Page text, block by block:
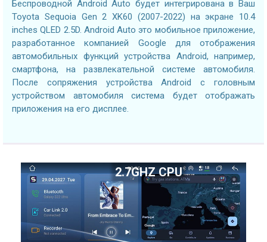
Беспроводной Android Auto будет интегрирована в Ваш
Toyota Sequoia Gen 2 XK60 (2007-2022) на экране 10.4
inches QLED 2.5D. Android Auto это мобильное приложение,
разработанное компанией Google для отображения
автомобильных функций устройства Android, например,
смартфона, на развлекательной системе автомобиля.
После сопряжения устройства Android с головным
устройством автомобиля система будет отображать
приложения на его дисплее.
2.7GHZ CPU